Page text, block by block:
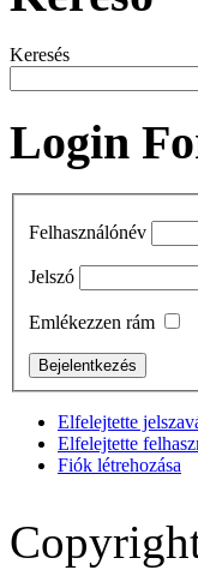
Keresés
Login
Felhasználónév
Jelszó
Emlékezzen rám
Elfelejtette
Elfelejtette
Fiók létrehozása